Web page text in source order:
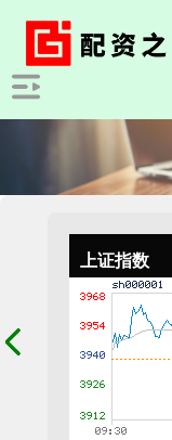
上证指数